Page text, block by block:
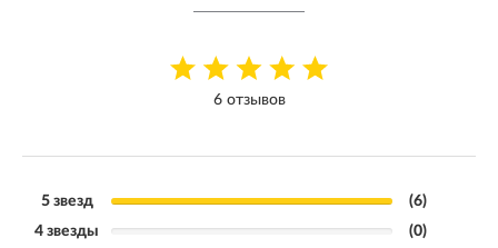
6 отзывов
5 звезд
(6)
4 звезды
(0)